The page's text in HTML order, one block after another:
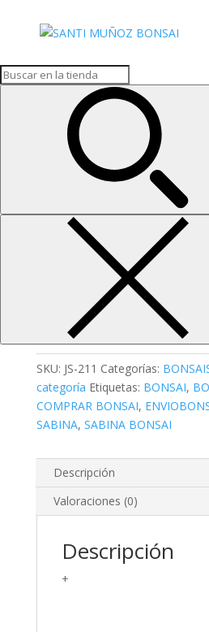
JUNÍPERUS
1.350,00€
BONSAI DE JUNÍPERUS SABINA
MEDIDAS APROX.: Alto 78cm,
Si está interesado en comprar
mas información, fotos, vídeos,
envíos, etc, póngase en
WhatsApp o teléfono
SKU: JS-211 Categorías:
categoría Etiquetas: BONSAI,
COMPRAR BONSAI,
SABINA, SABINA BONSAI
Descripción
Valoraciones (0)
Descripción
+